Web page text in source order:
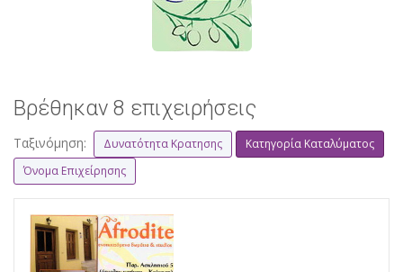
Βρέθηκαν 8 επιχειρήσεις
Ταξινόμηση: Δυνατότητα Κρατησης
Κατηγορία Καταλύματος
Όνομα Επιχείρησης